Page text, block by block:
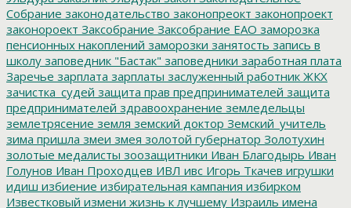
Собрание законодательство законопреокт законопроект
законороект Заксобрание Заксобрание ЕАО заморозка
пенсионных накоплений заморозки занятость запись в
школу заповедник "Бастак" заповедники заработная плата
Заречье зарплата зарплаты заслуженный работник ЖКХ
зачистка_судей защита прав предпринимателей защита
предпринимателей здравоохранение земледельцы
землетрясение земля земский доктор Земский_учитель
зима пришла змеи змея золотой губернатор Золотухин
золотые медалисты зоозащитники Иван Благодырь Иван
Голунов Иван Проходцев ИВЛ ивс Игорь Ткачев игрушки
идиш избиение избирательная кампания избирком
Известковый измени жизнь к лучшему Израиль имена